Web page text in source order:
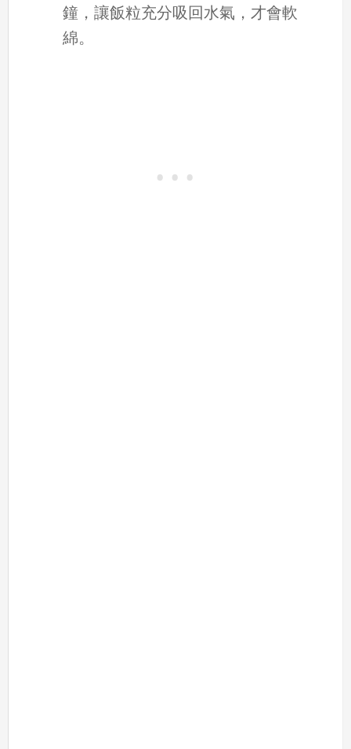
鐘，讓飯粒充分吸回水氣，才會軟
綿。